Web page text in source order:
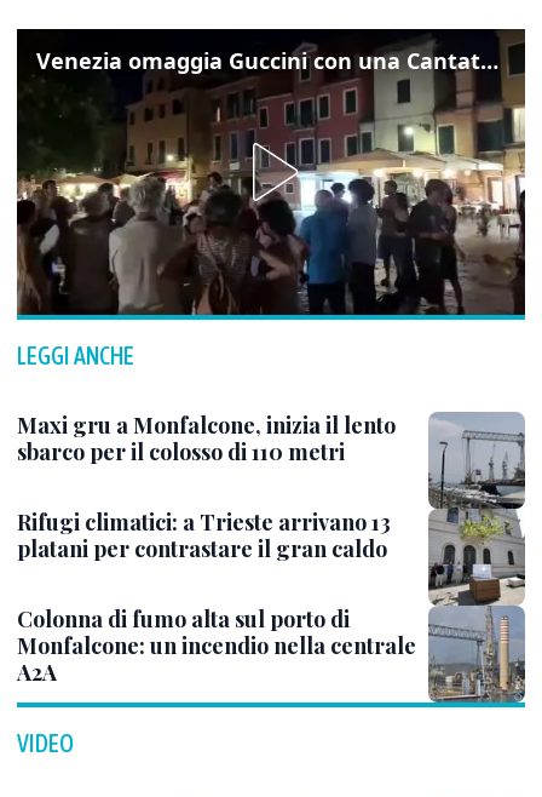
Venezia omaggia Guccini con una Cantata Anarchica in campo Santa Margherita
LEGGI ANCHE
Maxi gru a Monfalcone, inizia il lento
sbarco per il colosso di 110 metri
Rifugi climatici: a Trieste arrivano 13
platani per contrastare il gran caldo
Colonna di fumo alta sul porto di
Monfalcone: un incendio nella centrale
A2A
VIDEO